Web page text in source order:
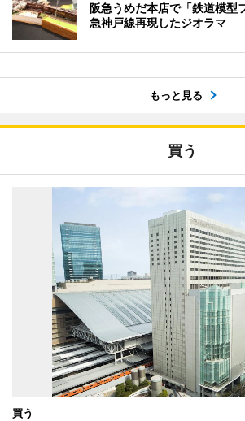
阪急うめだ本店で「鉄道模
急神戸線再現したジオラマ
もっと見る
買う
買う